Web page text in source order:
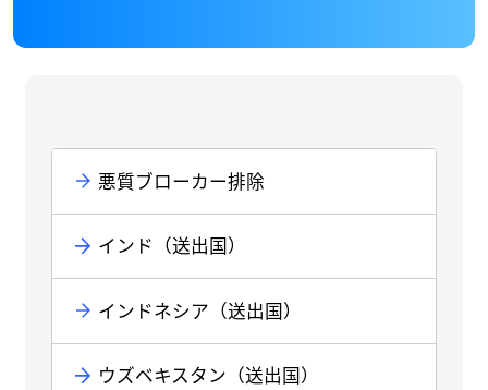
悪質ブローカー排除
インド（送出国）
インドネシア（送出国）
ウズベキスタン（送出国）